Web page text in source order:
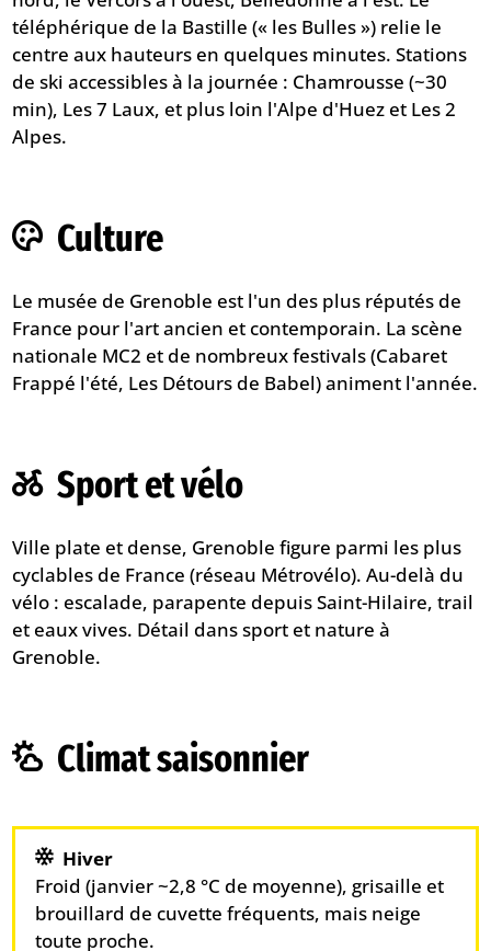
téléphérique de la Bastille (« les Bulles ») relie le
centre aux hauteurs en quelques minutes. Stations
de ski accessibles à la journée : Chamrousse (~30
min), Les 7 Laux, et plus loin l'Alpe d'Huez et Les 2
Alpes.
Culture
Le musée de Grenoble est l'un des plus réputés de
France pour l'art ancien et contemporain. La scène
nationale MC2 et de nombreux festivals (Cabaret
Frappé l'été, Les Détours de Babel) animent l'année.
Sport et vélo
Ville plate et dense, Grenoble figure parmi les plus
cyclables de France (réseau Métrovélo). Au-delà du
vélo : escalade, parapente depuis Saint-Hilaire, trail
et eaux vives. Détail danssport et nature à
Grenoble.
Climat saisonnier
Hiver
Froid (janvier ~2,8 °C de moyenne), grisaille et
brouillard de cuvette fréquents, mais neige
toute proche.